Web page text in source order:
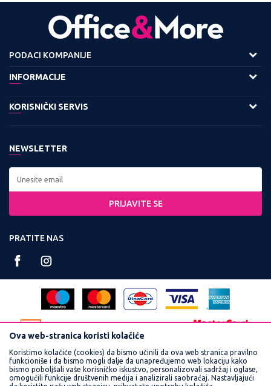
PODACI KOMPANIJE
Adresa :
11158 Beograd
Tel: 0800 220022, 011 3460600
Radno vreme:
Ponedeljak - Petak od
160-359251-90
PIB:
102748300
Matični broj:
17462989
INFORMACIJE
O nama
Zaposlenje
Najčešća pitanja
KORISNIČKI SERVIS
Politika privatnosti
Kako kupiti
Isporuka
Povraćaj sredstava
Zamena veličine i zamena artikla za drugi
NEWSLETTER
PRIJAVITE SE
PRATITE NAS
Ova web-stranica koristi kolačiće
Koristimo kolačiće (cookies) da bismo učinili da ova web stranica pravilno
funkcioniše i da bismo mogli dalje da unapređujemo web lokaciju kako
bismo poboljšali vaše korisničko iskustvo, personalizovali sadržaj i oglase,
omogućili funkcije društvenih medija i analizirali saobraćaj. Nastavljajući